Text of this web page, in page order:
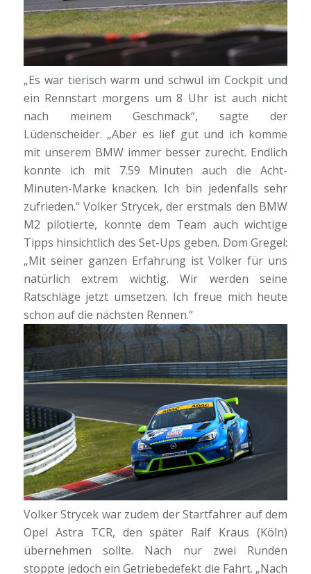
„Es war tierisch warm und schwül im Cockpit und
ein Rennstart morgens um 8 Uhr ist auch nicht
nach meinem Geschmack“, sagte der
Lüdenscheider. „Aber es lief gut und ich komme
mit unserem BMW immer besser zurecht. Endlich
konnte ich mit 7.59 Minuten auch die Acht-
Minuten-Marke knacken. Ich bin jedenfalls sehr
zufrieden.“ Volker Strycek, der erstmals den BMW
M2 pilotierte, konnte dem Team auch wichtige
Tipps hinsichtlich des Set-Ups geben. Dom Gregel:
„Mit seiner ganzen Erfahrung ist Volker für uns
natürlich extrem wichtig. Wir werden seine
Ratschläge jetzt umsetzen. Ich freue mich heute
schon auf die nächsten Rennen.“
Volker Strycek war zudem der Startfahrer auf dem
Opel Astra TCR, den später Ralf Kraus (Köln)
übernehmen sollte. Nach nur zwei Runden
stoppte jedoch ein Getriebedefekt die Fahrt. „Nach